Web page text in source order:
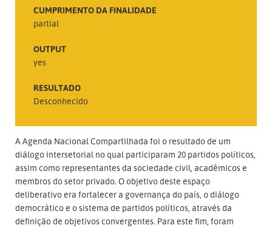
CUMPRIMENTO DA FINALIDADE
partial
OUTPUT
yes
RESULTADO
Desconhecido
A Agenda Nacional Compartilhada foi o resultado de um
diálogo intersetorial no qual participaram 20 partidos políticos,
assim como representantes da sociedade civil, acadêmicos e
membros do setor privado. O objetivo deste espaço
deliberativo era fortalecer a governança do país, o diálogo
democrático e o sistema de partidos políticos, através da
definição de objetivos convergentes. Para este fim, foram